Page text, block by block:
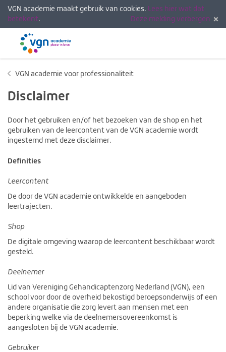
VGN academie maakt gebruik van cookies. Lees hier wat dat
betekent. Deze melding verbergen
Menu
VGN academie voor professionaliteit
Disclaimer
Door het gebruiken en/of het bezoeken van de shop en het
gebruiken van de leercontent van de VGN academie wordt
ingestemd met deze disclaimer.
Definities
Leercontent
De door de VGN academie ontwikkelde en aangeboden
leertrajecten.
Shop
De digitale omgeving waarop de leercontent beschikbaar wordt
gesteld.
Deelnemer
Lid van Vereniging Gehandicaptenzorg Nederland (VGN), een
school voor door de overheid bekostigd beroepsonderwijs of een
andere organisatie die zorg levert aan mensen met een
beperking welke via de deelnemersovereenkomst is
aangesloten bij de VGN academie.
Gebruiker